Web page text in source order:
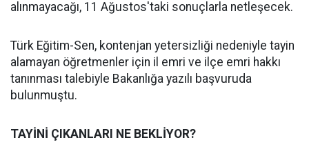
alınmayacağı, 11 Ağustos'taki sonuçlarla netleşecek.
Türk Eğitim-Sen, kontenjan yetersizliği nedeniyle tayin
alamayan öğretmenler için il emri ve ilçe emri hakkı
tanınması talebiyle Bakanlığa yazılı başvuruda
bulunmuştu.
TAYİNİ ÇIKANLARI NE BEKLİYOR?